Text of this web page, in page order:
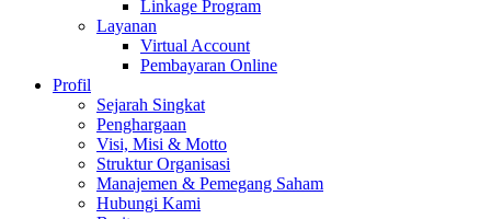
Linkage Program
Layanan
Virtual Account
Pembayaran Online
Profil
Sejarah Singkat
Penghargaan
Visi, Misi & Motto
Struktur Organisasi
Manajemen & Pemegang Saham
Hubungi Kami